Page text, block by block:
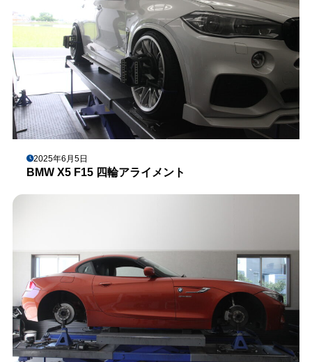
2025年6月5日
BMW X5 F15 四輪アライメント